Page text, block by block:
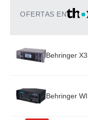
OFERTAS EN
Behringer
Behringer